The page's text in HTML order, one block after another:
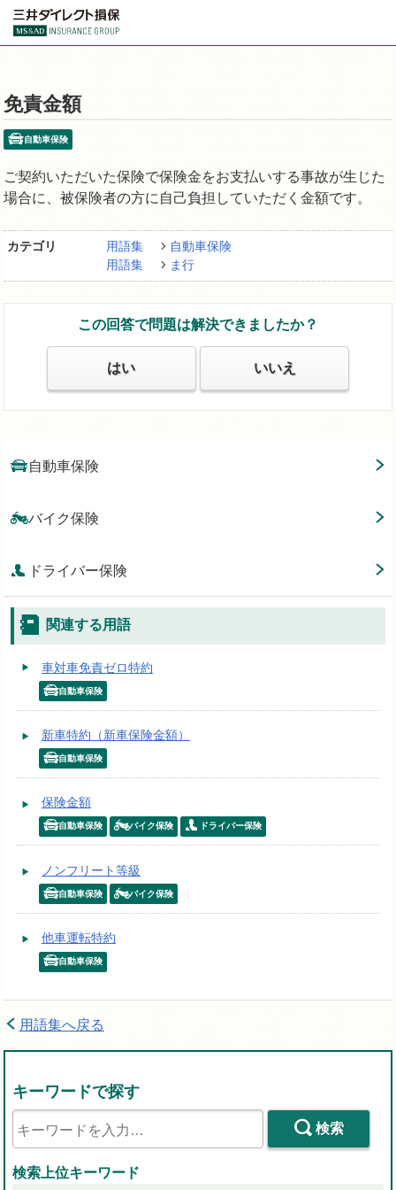
免責金額
自動車保険
ご契約いただいた保険で保険金をお支払いする事故が生じた
場合に、被保険者の方に自己負担していただく金額です。
カテゴリ 用語集
自動車保険
用語集
ま行
この回答で問題は解決できましたか？
はい いいえ
自動車保険
バイク保険
ドライバー保険
関連する用語
車対車免責ゼロ特約
自動車保険
新車特約（新車保険金額）
自動車保険
保険金額
自動車保険 バイク保険 ドライバー保険
ノンフリート等級
自動車保険 バイク保険
他車運転特約
自動車保険
用語集へ戻る
キーワードで探す
検索
検索上位キーワード